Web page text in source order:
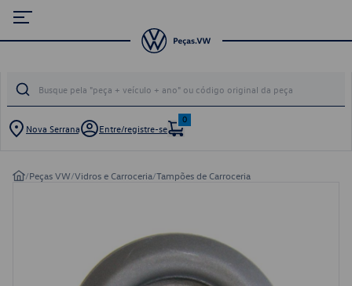
Nova Serrana Entre/registre-se
0
/Peças VW/Vidros e Carroceria/Tampões de Carroceria